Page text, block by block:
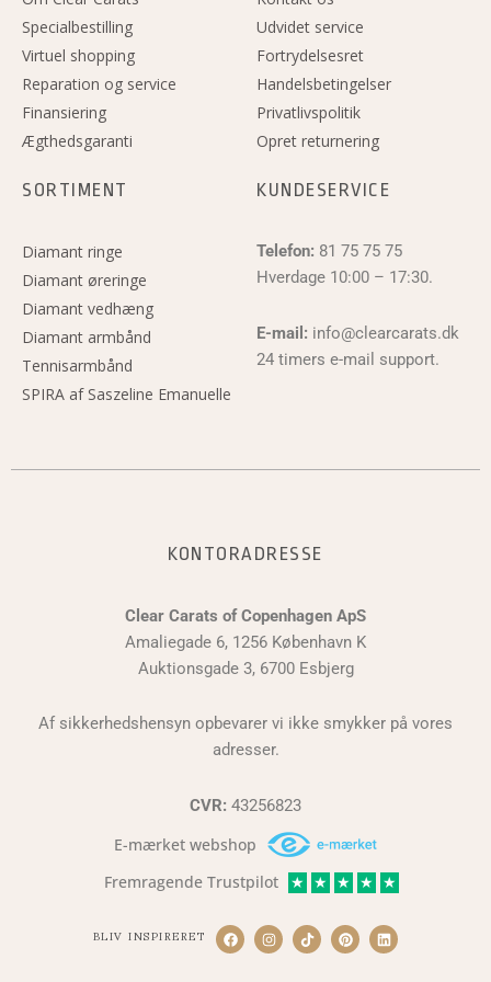
Specialbestilling
Virtuel shopping
Reparation og service
Finansiering
Ægthedsgaranti
Udvidet service
Fortrydelsesret
Handelsbetingelser
Privatlivspolitik
Opret returnering
SORTIMENT
Diamant ringe
Diamant øreringe
Diamant vedhæng
Diamant armbånd
Tennisarmbånd
SPIRA af Saszeline Emanuelle
KUNDESERVICE
Telefon: 81 75 75 75
Hverdage 10:00 – 17:30.
E-mail: info@clearcarats.dk
24 timers e-mail support.
KONTORADRESSE
Clear Carats of Copenhagen ApS
Amaliegade 6, 1256 København K
Auktionsgade 3, 6700 Esbjerg
Af sikkerhedshensyn opbevarer vi ikke smykker på vores
adresser.
CVR: 43256823
E-mærket webshop
Fremragende Trustpilot
★ ★ ★ ★ ★
BLIV INSPIRERET F
a
c
I
n
s
T
i
k
P
i
n
L
i
n